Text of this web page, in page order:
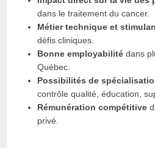
dans le traitement du cancer.
Métier technique et
défis cliniques.
Bonne employabilité dans
Québec.
Possibilités de
contrôle qualité, éducation,
Rémunération compétitive
privé.